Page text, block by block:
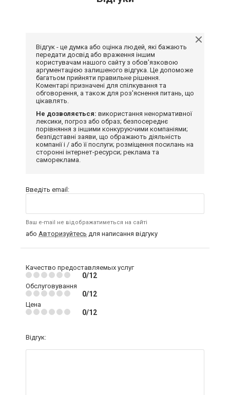
Відгук - це думка або оцінка людей, які бажають
передати досвід або враження іншим
користувачам нашого сайту з обов'язковою
аргументацією залишеного відгука. Це допоможе
багатьом прийняти правильне рішення.
Коментарі призначені для спілкування та
обговорення, а також для роз'яснення питань, що
цікавлять.
Не дозволяється: використання ненормативної
лексики, погроз або образ; безпосереднє
порівняння з іншими конкуруючими компаніями;
безпідставні заяви, що ображають діяльність
компанії і / або її послуги; розміщення посилань на
сторонні інтернет-ресурси; реклама та
самореклама.
Введіть email:
Ваш e-mail не відображатиметься на сайті
або Авторизуйтесь для написання відгуку
Качество предоставляемых услуг
0/12
Обслуговування
0/12
Цена
0/12
Відгук: